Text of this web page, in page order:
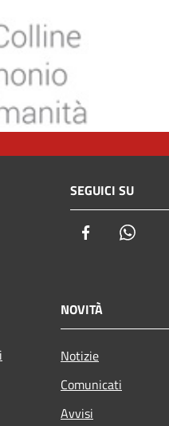
SEGUICI SU
Facebook
NOVITÀ
Notizie
Comunicati
Avvisi